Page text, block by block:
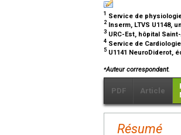
1 Service de
2 Inserm, LTVS U1148,
3 URC-Est, hôpital
4 Service de
5 U1141 NeuroDiderot,
⁎Auteur correspondant.
PDF Article
Résumé